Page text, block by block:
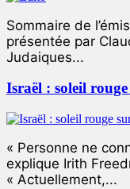
Sommaire de
présentée par
Judaiques...
Israël : soleil
« Personne ne
explique Irith
« Actuellement,...